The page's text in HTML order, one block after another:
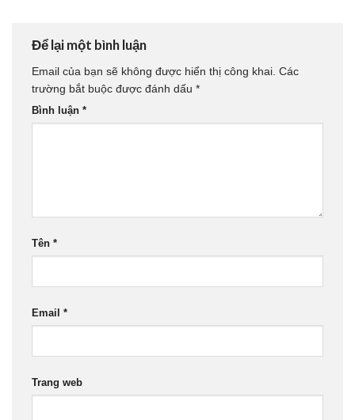
Để lại một bình luận
Email của bạn sẽ không được hiển thị công khai. Các
trường bắt buộc được đánh dấu *
Bình luận *
Tên *
Email *
Trang web